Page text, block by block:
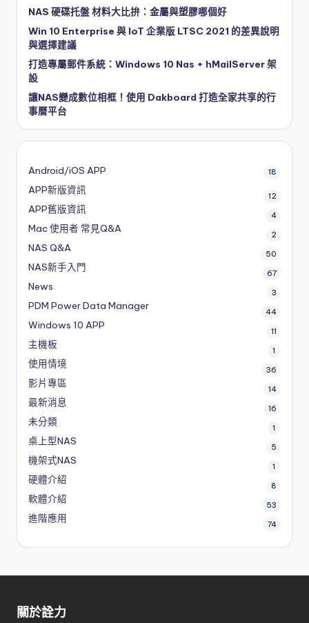
NAS 硬碟托盤 材料大比拚：金屬與塑膠哪個好
Win 10 Enterprise 與 IoT 企業版 LTSC 2021 的差異說明
與選擇建議
打造專屬郵件系統：Windows 10 Nas + hMailServer 架
設
讓NAS變成數位相框！使用 Dakboard 打造全家共享的行
事曆平台
Android/iOS APP 18
APP新版資訊 12
APP舊版資訊 4
Mac 使用者 常見Q&A 2
NAS Q&A 50
NAS新手入門 67
News 3
PDM Power Data Manager 44
Windows 10 APP 11
主機板 1
使用情境 36
影片專區 14
最新消息 16
未分類 1
桌上型NAS 5
機架式NAS 1
硬體介紹 8
軟體介紹 53
進階應用 74
關於詮力